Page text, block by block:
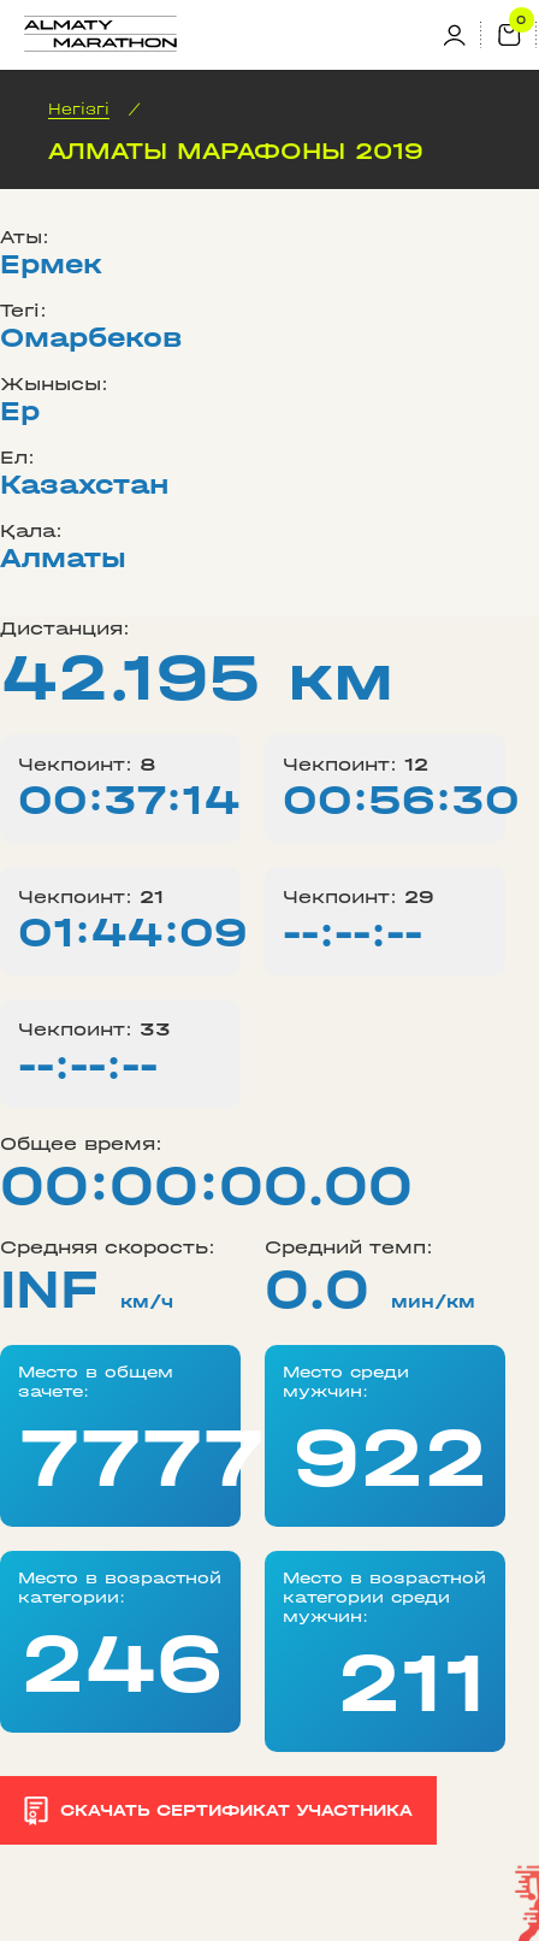
Негізгі /
АЛМАТЫ МАРАФОНЫ 2019
Аты:
Ермек
Тегі:
Омарбеков
Жынысы:
Ер
Ел:
Казахстан
Қала:
Алматы
Дистанция:
42.195 км
Чекпоинт: 8
00:37:14
Чекпоинт: 12
00:56:30
Чекпоинт: 21
01:44:09
Чекпоинт: 29
--:--:--
Чекпоинт: 33
--:--:--
Общее время:
00:00:00.00
Средняя скорость:
INF км/ч
Средний темп:
0.0 мин/км
Место в общем
зачете:
77777
Место среди
мужчин:
922
Место в возрастной
категории:
246
Место в возрастной
категории среди
мужчин:
211
СКАЧАТЬ СЕРТИФИКАТ УЧАСТНИКА